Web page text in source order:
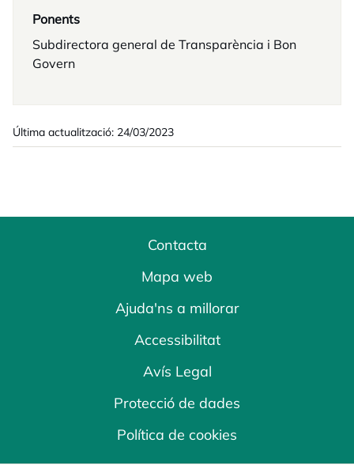
Ponents
Subdirectora general de Transparència i Bon
Govern
Última actualització: 24/03/2023
Contacta
Mapa web
Ajuda'ns a millorar
Accessibilitat
Avís Legal
Protecció de dades
Política de cookies